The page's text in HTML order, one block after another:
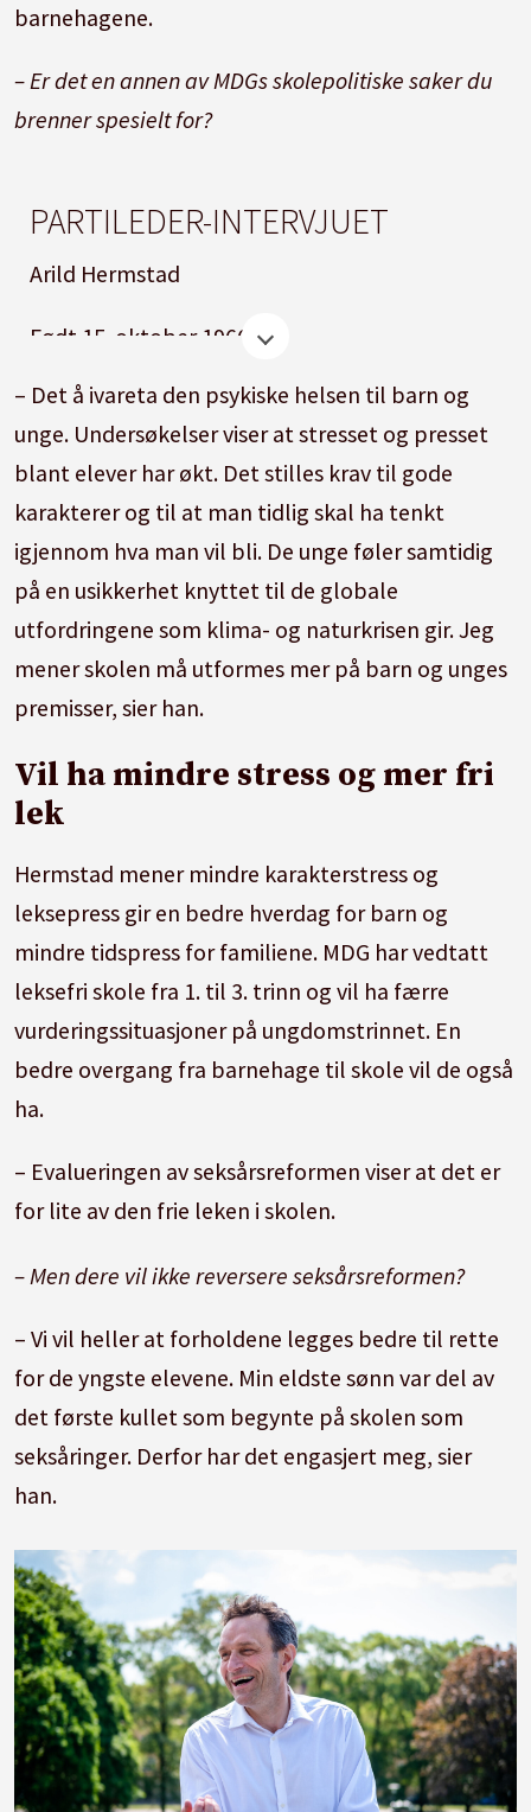
barnehagene.
– Er det en annen av MDGs skolepolitiske saker du
brenner spesielt for?
PARTILEDER-INTERVJUET
Arild Hermstad
Født 15. oktober 1966.
Ble valgt nestleder for Miljøpartiet De Grønne
på landsmøtet i 2020. Var i perioden 2018-2020
partiets nasjonale talsperson sammen med
dagens leder Une Bastholm. Fra 2. januar 2020
til 9. mars 2021 var han vikariende byråd i Oslo,
dels for miljø og samferdsel, dels for
byutvikling.
Var også MDGs førstekandidat i Hordaland i
brigadekoordinator i Latin-Amerika, med
lokalt miljøarbeid i Bergen og vært ansatt i
Raftostiftelsen. Han var leder for Framtiden i
våre hender fra 2001 til 2017.
– Det å ivareta den psykiske helsen til barn og
unge. Undersøkelser viser at stresset og presset
blant elever har økt. Det stilles krav til gode
karakterer og til at man tidlig skal ha tenkt
igjennom hva man vil bli. De unge føler samtidig
på en usikkerhet knyttet til de globale
utfordringene som klima- og naturkrisen gir. Jeg
mener skolen må utformes mer på barn og unges
premisser, sier han.
Vil ha mindre stress og mer fri
lek
Hermstad mener mindre karakterstress og
leksepress gir en bedre hverdag for barn og
mindre tidspress for familiene. MDG har vedtatt
leksefri skole fra 1. til 3. trinn og vil ha færre
vurderingssituasjoner på ungdomstrinnet. En
bedre overgang fra barnehage til skole vil de også
ha.
– Evalueringen av seksårsreformen viser at det er
for lite av den frie leken i skolen.
– Men dere vil ikke reversere seksårsreformen?
– Vi vil heller at forholdene legges bedre til rette
for de yngste elevene. Min eldste sønn var del av
det første kullet som begynte på skolen som
seksåringer. Derfor har det engasjert meg, sier
han.